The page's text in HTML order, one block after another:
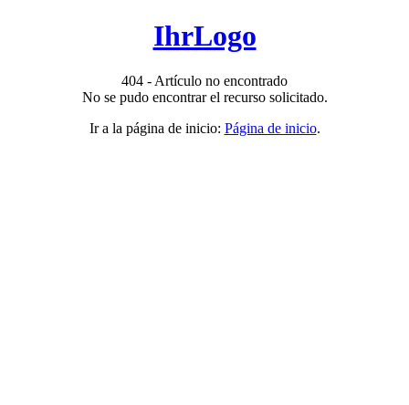
IhrLogo
404 - Artículo no encontrado
No se pudo encontrar el recurso solicitado.
Ir a la página de inicio: Página de inicio.